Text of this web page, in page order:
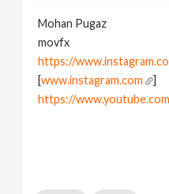
Mohan Pugaz
movfx
https://
[www.instagram.com
]
https://